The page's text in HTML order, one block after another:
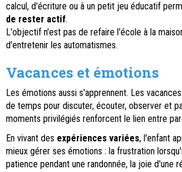
calcul, d'écriture ou à un petit jeu éducatif
de rester actif.
L'objectif n'est pas de refaire l'école à la
d'entretenir les automatismes.
Vacances et émotions
Les émotions aussi s'apprennent. Les
de temps pour discuter, écouter, observer et
moments privilégiés renforcent le lien entre
En vivant des expériences variées, l'enfant
mieux gérer ses émotions : la frustration
patience pendant une randonnée, la joie d'une